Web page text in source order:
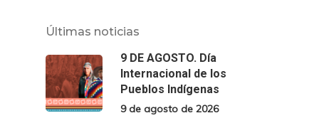
Últimas noticias
9 DE AGOSTO. Día
Internacional de los
Pueblos Indígenas
9 de agosto de 2026